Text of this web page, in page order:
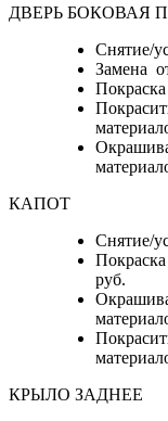
ДВЕРЬ БОКОВАЯ
Снятие/
Замена
КАПОТ
Снятие/
руб.
КРЫЛО ЗАДНЕЕ